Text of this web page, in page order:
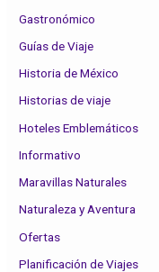
Gastronómico
Guías de Viaje
Historia de México
Historias de viaje
Hoteles Emblemáticos
Informativo
Maravillas Naturales
Naturaleza y Aventura
Ofertas
Planificación de Viajes